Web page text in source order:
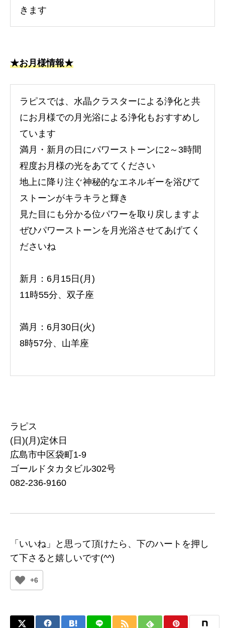
きます
★お月様情報★
ラピスでは、水晶クラスターによる浄化と共
にお月様での月光浴による浄化もおすすめし
ています
満月・新月の日にパワーストーンに2～3時間
程度お月様の光をあててください
地上に降り注ぐ神秘的なエネルギーを浴びて
ストーンがキラキラと輝き
見た目にも分かる位パワーを取り戻しますよ
ぜひパワーストーンを月光浴させてあげてく
ださいね
新月：6月15日(月)
11時55分、双子座
満月：6月30日(火)
8時57分、山羊座
ラピス
(日)(月)定休日
広島市中区袋町1-9
ゴールドタカタビル302号
082-236-9160
「いいね」と思って頂けたら、下のハートを押し
て下さると嬉しいです(^^)
+6